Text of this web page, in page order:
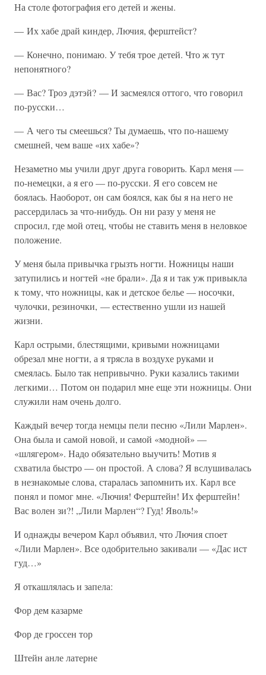
На столе фотография его детей и жены.
— Их хабе драй киндер, Лючия, ферштейст?
— Конечно, понимаю. У тебя трое детей. Что ж тут
непонятного?
— Вас? Троэ дэтэй? — И засмеялся оттого, что говорил
по-русски…
— А чего ты смеешься? Ты думаешь, что по-нашему
смешней, чем ваше «их хабе»?
Незаметно мы учили друг друга говорить. Карл меня —
по-немецки, а я его — по-русски. Я его совсем не
боялась. Наоборот, он сам боялся, как бы я на него не
рассердилась за что-нибудь. Он ни разу у меня не
спросил, где мой отец, чтобы не ставить меня в неловкое
положение.
У меня была привычка грызть ногти. Ножницы наши
затупились и ногтей «не брали». Да я и так уж привыкла
к тому, что ножницы, как и детское белье — носочки,
чулочки, резиночки, — естественно ушли из нашей
жизни.
Карл острыми, блестящими, кривыми ножницами
обрезал мне ногти, а я трясла в воздухе руками и
смеялась. Было так непривычно. Руки казались такими
легкими… Потом он подарил мне еще эти ножницы. Они
служили нам очень долго.
Каждый вечер тогда немцы пели песню «Лили Марлен».
Она была и самой новой, и самой «модной» —
«шлягером». Надо обязательно выучить! Мотив я
схватила быстро — он простой. А слова? Я вслушивалась
в незнакомые слова, старалась запомнить их. Карл все
понял и помог мне. «Лючия! Ферштейн! Их ферштейн!
Вас волен зи?! „Лили Марлен“? Гуд! Яволь!»
И однажды вечером Карл объявил, что Лючия споет
«Лили Марлен». Все одобрительно закивали — «Дас ист
гуд…»
Я откашлялась и запела:
Фор дем казарме
Фор де гроссен тор
Штейн анле латерне